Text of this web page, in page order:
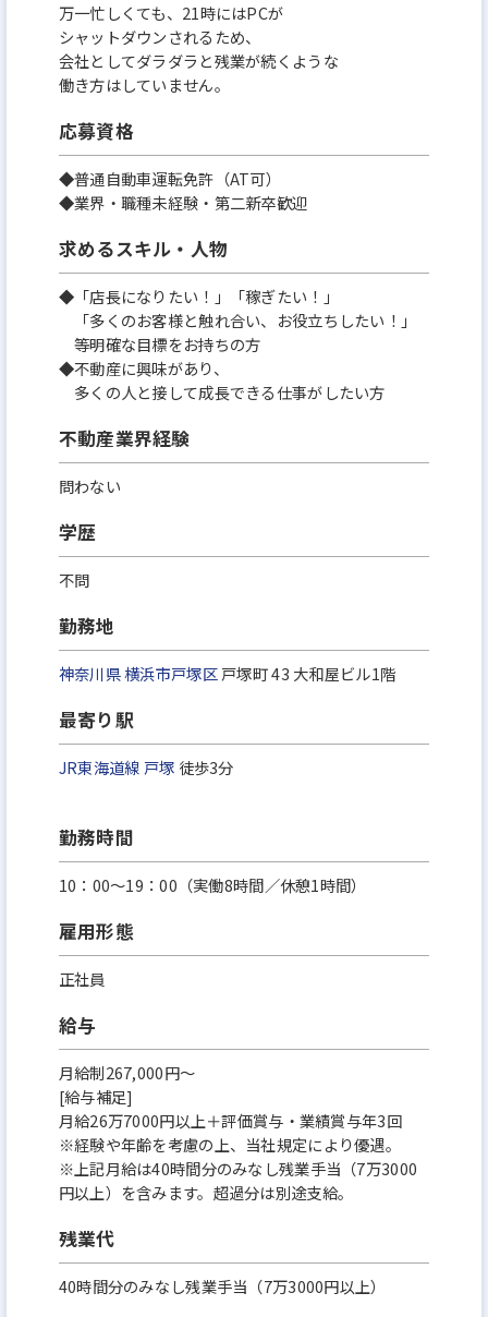
万一忙しくても、21時にはPCが
シャットダウンされるため、
会社としてダラダラと残業が続くような
働き方はしていません。
応募資格
◆普通自動車運転免許（AT可）
◆業界・職種未経験・第二新卒歓迎
求めるスキル・人物
◆「店長になりたい！」「稼ぎたい！」
「多くのお客様と触れ合い、お役立ちしたい！」
等明確な目標をお持ちの方
◆不動産に興味があり、
多くの人と接して成長できる仕事がしたい方
不動産業界経験
問わない
学歴
不問
勤務地
神奈川県横浜市戸塚区戸塚町 43 大和屋ビル1階
最寄り駅
JR東海道線 戸塚 徒歩3分
勤務時間
10：00～19：00（実働8時間／休憩1時間）
雇用形態
正社員
給与
月給制267,000円～
[給与補足]
月給26万7000円以上＋評価賞与・業績賞与年3回
※経験や年齢を考慮の上、当社規定により優遇。
※上記月給は40時間分のみなし残業手当（7万3000
円以上）を含みます。超過分は別途支給。
残業代
40時間分のみなし残業手当（7万3000円以上）